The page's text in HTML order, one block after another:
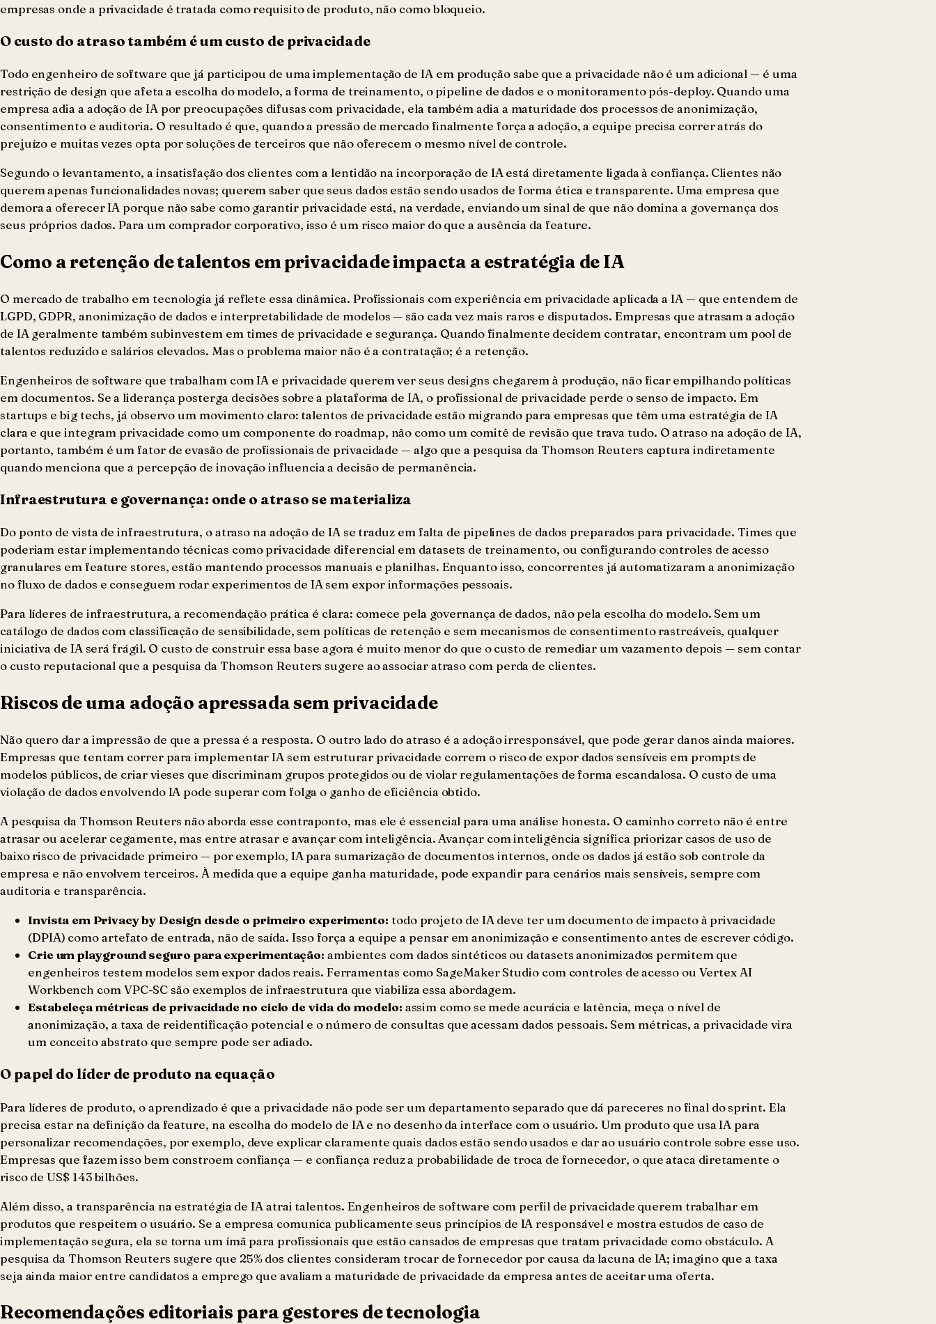
empresas onde a privacidade é tratada como requisito de produto, não como bloqueio.
O custo do atraso também é um custo de privacidade
Todo engenheiro de software que já participou de uma implementação de IA em produção sabe que a privacidade não é um adicional — é uma
restrição de design que afeta a escolha do modelo, a forma de treinamento, o pipeline de dados e o monitoramento pós-deploy. Quando uma
empresa adia a adoção de IA por preocupações difusas com privacidade, ela também adia a maturidade dos processos de anonimização,
consentimento e auditoria. O resultado é que, quando a pressão de mercado finalmente força a adoção, a equipe precisa correr atrás do
prejuízo e muitas vezes opta por soluções de terceiros que não oferecem o mesmo nível de controle.
Segundo o levantamento, a insatisfação dos clientes com a lentidão na incorporação de IA está diretamente ligada à confiança. Clientes não
querem apenas funcionalidades novas; querem saber que seus dados estão sendo usados de forma ética e transparente. Uma empresa que
demora a oferecer IA porque não sabe como garantir privacidade está, na verdade, enviando um sinal de que não domina a governança dos
seus próprios dados. Para um comprador corporativo, isso é um risco maior do que a ausência da feature.
Como a retenção de talentos em privacidade impacta a estratégia de IA
O mercado de trabalho em tecnologia já reflete essa dinâmica. Profissionais com experiência em privacidade aplicada a IA — que entendem de
LGPD, GDPR, anonimização de dados e interpretabilidade de modelos — são cada vez mais raros e disputados. Empresas que atrasam a adoção
de IA geralmente também subinvestem em times de privacidade e segurança. Quando finalmente decidem contratar, encontram um pool de
talentos reduzido e salários elevados. Mas o problema maior não é a contratação; é a retenção.
Engenheiros de software que trabalham com IA e privacidade querem ver seus designs chegarem à produção, não ficar empilhando políticas
em documentos. Se a liderança posterga decisões sobre a plataforma de IA, o profissional de privacidade perde o senso de impacto. Em
startups e big techs, já observo um movimento claro: talentos de privacidade estão migrando para empresas que têm uma estratégia de IA
clara e que integram privacidade como um componente do roadmap, não como um comitê de revisão que trava tudo. O atraso na adoção de IA,
portanto, também é um fator de evasão de profissionais de privacidade — algo que a pesquisa da Thomson Reuters captura indiretamente
quando menciona que a percepção de inovação influencia a decisão de permanência.
Infraestrutura e governança: onde o atraso se materializa
Do ponto de vista de infraestrutura, o atraso na adoção de IA se traduz em falta de pipelines de dados preparados para privacidade. Times que
poderiam estar implementando técnicas como privacidade diferencial em datasets de treinamento, ou configurando controles de acesso
granulares em feature stores, estão mantendo processos manuais e planilhas. Enquanto isso, concorrentes já automatizaram a anonimização
no fluxo de dados e conseguem rodar experimentos de IA sem expor informações pessoais.
Para líderes de infraestrutura, a recomendação prática é clara: comece pela governança de dados, não pela escolha do modelo. Sem um
catálogo de dados com classificação de sensibilidade, sem políticas de retenção e sem mecanismos de consentimento rastreáveis, qualquer
iniciativa de IA será frágil. O custo de construir essa base agora é muito menor do que o custo de remediar um vazamento depois — sem contar
o custo reputacional que a pesquisa da Thomson Reuters sugere ao associar atraso com perda de clientes.
Riscos de uma adoção apressada sem privacidade
Não quero dar a impressão de que a pressa é a resposta. O outro lado do atraso é a adoção irresponsável, que pode gerar danos ainda maiores.
Empresas que tentam correr para implementar IA sem estruturar privacidade correm o risco de expor dados sensíveis em prompts de
modelos públicos, de criar vieses que discriminam grupos protegidos ou de violar regulamentações de forma escandalosa. O custo de uma
violação de dados envolvendo IA pode superar com folga o ganho de eficiência obtido.
A pesquisa da Thomson Reuters não aborda esse contraponto, mas ele é essencial para uma análise honesta. O caminho correto não é entre
atrasar ou acelerar cegamente, mas entre atrasar e avançar com inteligência. Avançar com inteligência significa priorizar casos de uso de
baixo risco de privacidade primeiro — por exemplo, IA para sumarização de documentos internos, onde os dados já estão sob controle da
empresa e não envolvem terceiros. À medida que a equipe ganha maturidade, pode expandir para cenários mais sensíveis, sempre com
auditoria e transparência.
Invista em Privacy by Design desde o primeiro experimento: todo projeto de IA deve ter um documento de impacto à privacidade
(DPIA) como artefato de entrada, não de saída. Isso força a equipe a pensar em anonimização e consentimento antes de escrever código.
Crie um playground seguro para experimentação: ambientes com dados sintéticos ou datasets anonimizados permitem que
engenheiros testem modelos sem expor dados reais. Ferramentas como SageMaker Studio com controles de acesso ou Vertex AI
Workbench com VPC-SC são exemplos de infraestrutura que viabiliza essa abordagem.
Estabeleça métricas de privacidade no ciclo de vida do modelo: assim como se mede acurácia e latência, meça o nível de
anonimização, a taxa de reidentificação potencial e o número de consultas que acessam dados pessoais. Sem métricas, a privacidade vira
um conceito abstrato que sempre pode ser adiado.
O papel do líder de produto na equação
Para líderes de produto, o aprendizado é que a privacidade não pode ser um departamento separado que dá pareceres no final do sprint. Ela
precisa estar na definição da feature, na escolha do modelo de IA e no desenho da interface com o usuário. Um produto que usa IA para
personalizar recomendações, por exemplo, deve explicar claramente quais dados estão sendo usados e dar ao usuário controle sobre esse uso.
Empresas que fazem isso bem constroem confiança — e confiança reduz a probabilidade de troca de fornecedor, o que ataca diretamente o
risco de US$ 143 bilhões.
Além disso, a transparência na estratégia de IA atrai talentos. Engenheiros de software com perfil de privacidade querem trabalhar em
produtos que respeitem o usuário. Se a empresa comunica publicamente seus princípios de IA responsável e mostra estudos de caso de
implementação segura, ela se torna um ímã para profissionais que estão cansados de empresas que tratam privacidade como obstáculo. A
pesquisa da Thomson Reuters sugere que 25% dos clientes consideram trocar de fornecedor por causa da lacuna de IA; imagino que a taxa
seja ainda maior entre candidatos a emprego que avaliam a maturidade de privacidade da empresa antes de aceitar uma oferta.
Recomendações editoriais para gestores de tecnologia